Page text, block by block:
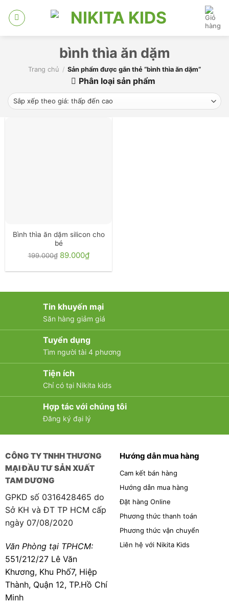
bình thìa ăn dặm
Trang chủ / Sản phẩm được gắn thẻ “bình thìa ăn dặm”
Phân loại sản phẩm
Bình thìa ăn dặm silicon cho
bé
199.000₫ Giá
89.000₫Giá
Tin khuyến mại
Săn hàng giảm giá
Tuyển dụng
Tìm người tài 4 phương
Tiện ích
Chỉ có tại Nikita kids
Hợp tác với chúng tôi
Đăng ký đại lý
CÔNG TY TNHH THƯƠNG
MẠI ĐẦU TƯ SẢN XUẤT
TAM DƯƠNG
GPKD số 0316428465 do
Sở KH và ĐT TP HCM cấp
ngày 07/08/2020
Văn Phòng tại TPHCM:
551/212/27 Lê Văn
Khương, Khu Phố7, Hiệp
Thành, Quận 12, TP.Hồ Chí
Minh
Hướng dẫn mua hàng
Cam kết bán hàng
Hướng dẫn mua hàng
Đặt hàng Online
Phương thức thanh toán
Phương thức vận chuyển
Liên hệ với Nikita Kids